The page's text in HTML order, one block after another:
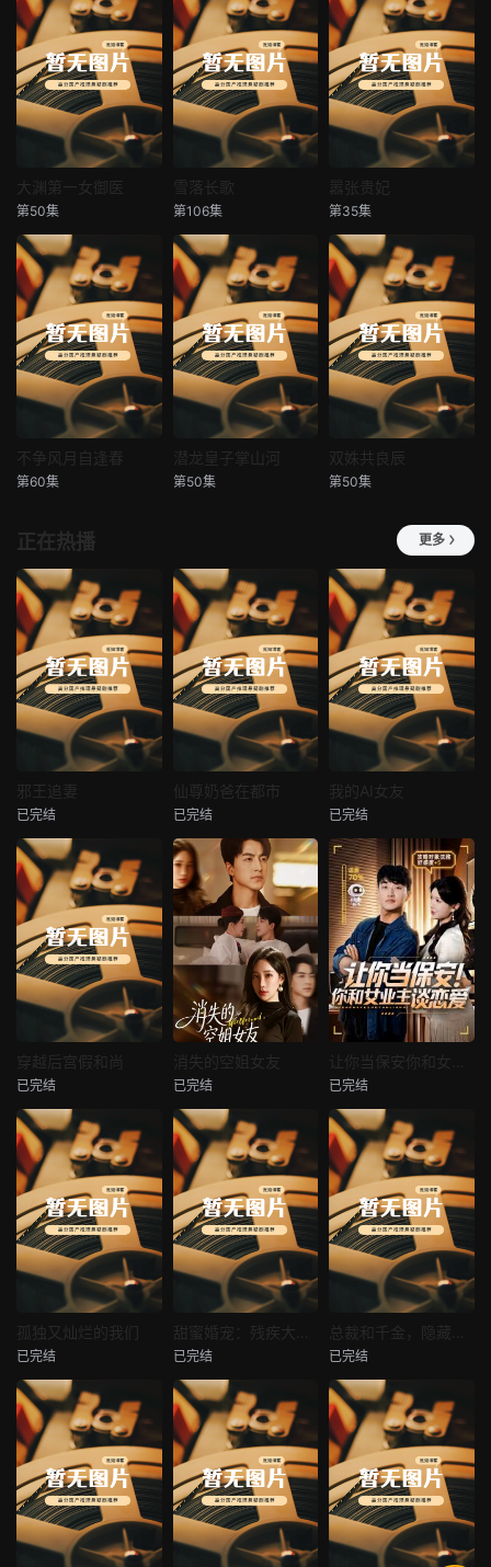
大渊第一女御医
大渊第一女御医
第50集
雪落长歌
雪落长歌
第106集
嚣张贵妃
嚣张贵妃
第35集
不争风月自逢春
第60集
潜龙皇子掌山河
第50集
双姝共良辰
双姝共良辰
第50集
正在热播 更多
热播
邪王追妻
未知
邪王追妻
已完结
热播
未知
仙尊奶爸在都市
已完结
热播
我的AI女友
未知
我的AI女友
已完结
未知
穿越后宫假和尚
已完结
热播
未知
消失的空姐女友
已完结
未知
已完结
未知
孤独又灿烂的我们
已完结
热播
未知
已完结
热播
未知
已完结